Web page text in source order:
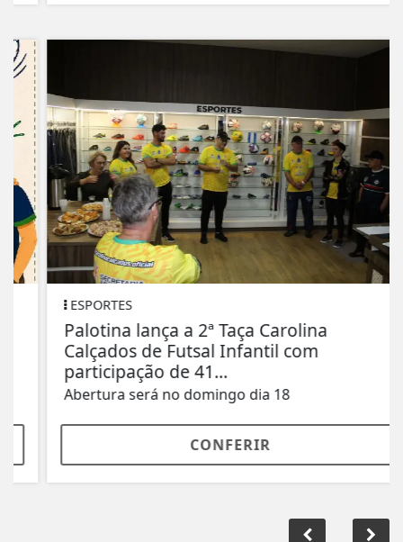
ESPORTES
Palotina lança a 2ª Taça Carolina
Calçados de Futsal Infantil com
participação de 41...
Abertura será no domingo dia 18
CONFERIR